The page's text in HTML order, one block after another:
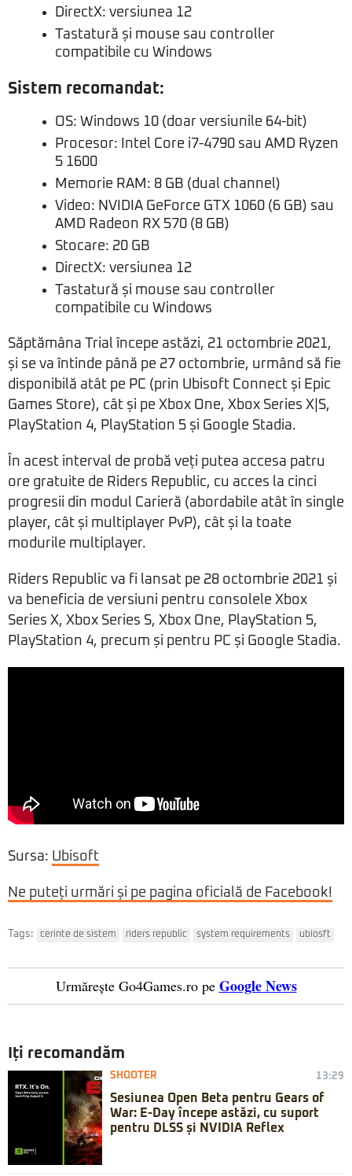
DirectX: versiunea 12
Tastatură și mouse sau controller
compatibile cu Windows
Sistem recomandat:
OS: Windows 10 (doar versiunile 64-bit)
Procesor: Intel Core i7-4790 sau AMD Ryzen
5 1600
Memorie RAM: 8 GB (dual channel)
Video: NVIDIA GeForce GTX 1060 (6 GB) sau
AMD Radeon RX 570 (8 GB)
Stocare: 20 GB
DirectX: versiunea 12
Tastatură și mouse sau controller
compatibile cu Windows
Săptămâna Trial începe astăzi, 21 octombrie 2021,
și se va întinde până pe 27 octombrie, urmând să fie
disponibilă atât pe PC (prin Ubisoft Connect și Epic
Games Store), cât și pe Xbox One, Xbox Series X|S,
PlayStation 4, PlayStation 5 și Google Stadia.
În acest interval de probă veți putea accesa patru
ore gratuite de Riders Republic, cu acces la cinci
progresii din modul Carieră (abordabile atât în single
player, cât și multiplayer PvP), cât și la toate
modurile multiplayer.
Riders Republic va fi lansat pe 28 octombrie 2021 și
va beneficia de versiuni pentru consolele Xbox
Series X, Xbox Series S, Xbox One, PlayStation 5,
PlayStation 4, precum și pentru PC și Google Stadia.
Sursa: Ubisoft
Ne puteți urmări și pe pagina oficială de Facebook!
Tags: cerinte de sistem riders republic system requirements ubiosft
Urmărește Go4Games.ro pe Google News
Iți recomandăm
SHOOTER 13:29
Sesiunea Open Beta pentru Gears of
War: E-Day începe astăzi, cu suport
pentru DLSS și NVIDIA Reflex